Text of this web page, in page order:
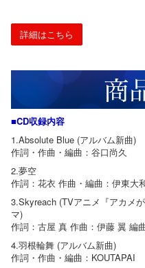
詳細はこちら
■CD収録内容
1.Absolute Blue (アルバム新曲)
作詞・作曲・編曲：谷口尚久
2.夢空
作詞：花衣 作曲・編曲：伊東大
3.Skyreach (TVアニメ『アカメ
マ)
作詞：古屋 真 作曲：伊藤 翼 編
4.羽根輪舞 (アルバム新曲)
作詞・作曲・編曲：KOUTAPAI